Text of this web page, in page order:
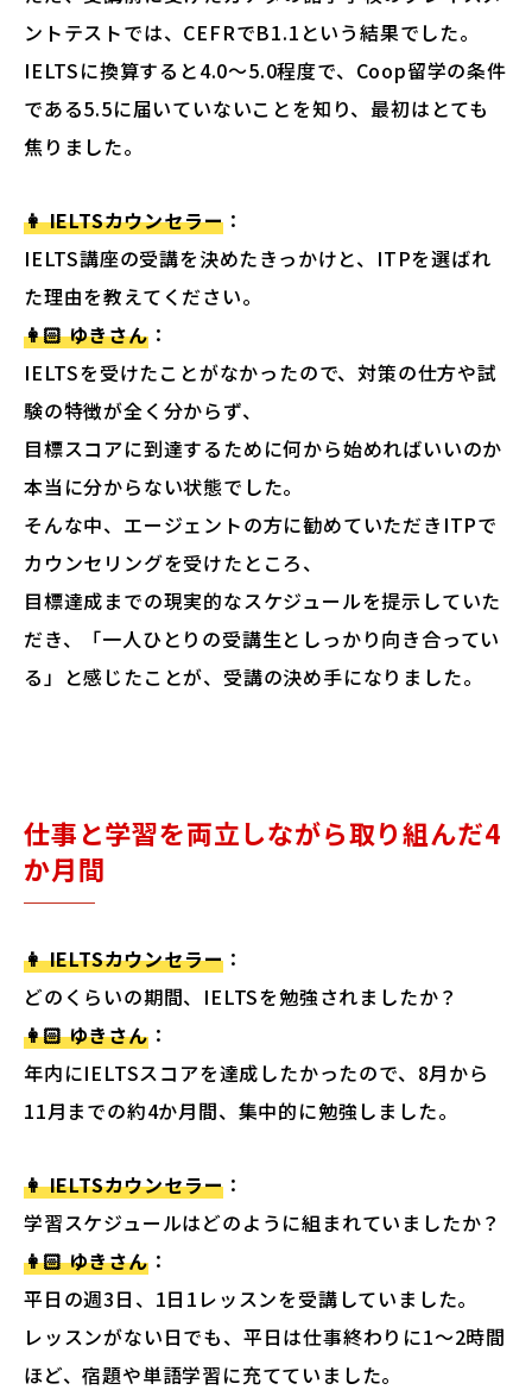
ントテストでは、CEFRでB1.1という結果でした。
IELTSに換算すると4.0〜5.0程度で、Coop留学の条件
である5.5に届いていないことを知り、最初はとても
焦りました。
👩 IELTSカウンセラー ：
IELTS講座の受講を決めたきっかけと、ITPを選ばれ
た理由を教えてください。
👩🏻 ゆきさん：
IELTSを受けたことがなかったので、対策の仕方や試
験の特徴が全く分からず、
目標スコアに到達するために何から始めればいいのか
本当に分からない状態でした。
そんな中、エージェントの方に勧めていただきITPで
カウンセリングを受けたところ、
目標達成までの現実的なスケジュールを提示していた
だき、「一人ひとりの受講生としっかり向き合ってい
る」と感じたことが、受講の決め手になりました。
仕事と学習を両立しながら取り組んだ4
か月間
👩 IELTSカウンセラー ：
どのくらいの期間、IELTSを勉強されましたか？
👩🏻 ゆきさん：
年内にIELTSスコアを達成したかったので、8月から
11月までの約4か月間、集中的に勉強しました。
👩 IELTSカウンセラー ：
学習スケジュールはどのように組まれていましたか？
👩🏻 ゆきさん：
平日の週3日、1日1レッスンを受講していました。
レッスンがない日でも、平日は仕事終わりに1〜2時間
ほど、宿題や単語学習に充てていました。